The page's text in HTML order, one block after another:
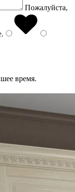
Пожалуйста,
.
время.